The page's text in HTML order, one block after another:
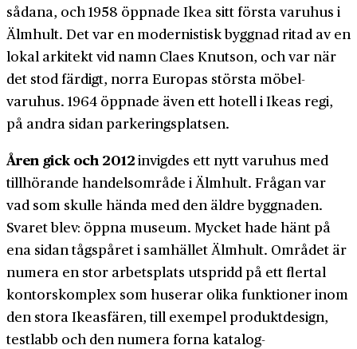
sådana, och 1958 öppnade Ikea sitt första varu­hus i
Älmhult. Det var en modernistisk byggnad ritad av en
lokal arkitekt vid namn Claes Knutson, och var när
det stod färdigt, norra Europas största möbel­
varuhus. 1964 öppnade även ett hotell i Ikeas regi,
på andra sidan parkerings­platsen.
Åren gick och 2012invigdes ett nytt varuhus med
till­hörande handels­område i Älmhult. Frågan var
vad som skulle hända med den äldre byggnaden.
Svaret blev: öppna museum. Mycket hade hänt på
ena sidan tågspåret i samhället Älmhult. Området är
numera en stor arbets­plats utspridd på ett flertal
kontors­komplex som huserar olika funktioner inom
den stora Ikea­sfären, till exempel produkt­design,
testlabb och den numera forna katalog­